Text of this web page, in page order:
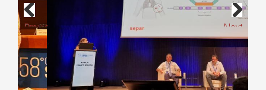
Previous Next